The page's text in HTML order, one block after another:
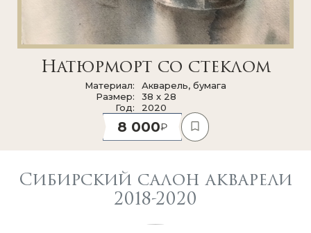
Натюрморт со стеклом
Материал
Акварель, бумага
Размер
38 x 28
Год
2020
8 000
Сибирский салон акварели
2018-2020